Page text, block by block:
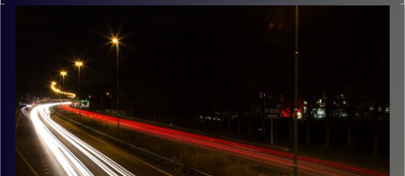
הביתה בשלום נעם זילבר
קרדיט תמונות: